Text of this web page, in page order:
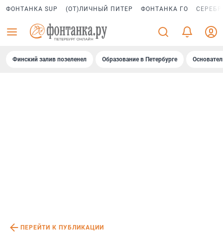
ФОНТАНКА SUP (ОТ)ЛИЧНЫЙ ПИТЕР ФОНТАНКА ГО
Финский залив позеленел Образование в Петербурге
ПЕРЕЙТИ К ПУБЛИКАЦИИ